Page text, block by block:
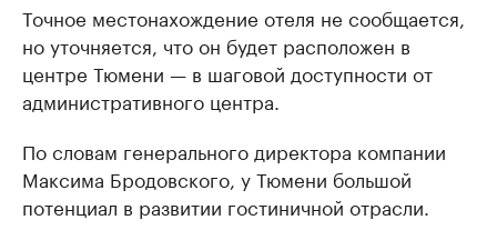
Точное местонахождение отеля не сообщается,
но уточняется, что он будет расположен в
центре Тюмени — в шаговой доступности от
административного центра.
По словам генерального директора компании
Максима Бродовского, у Тюмени большой
потенциал в развитии гостиничной отрасли.